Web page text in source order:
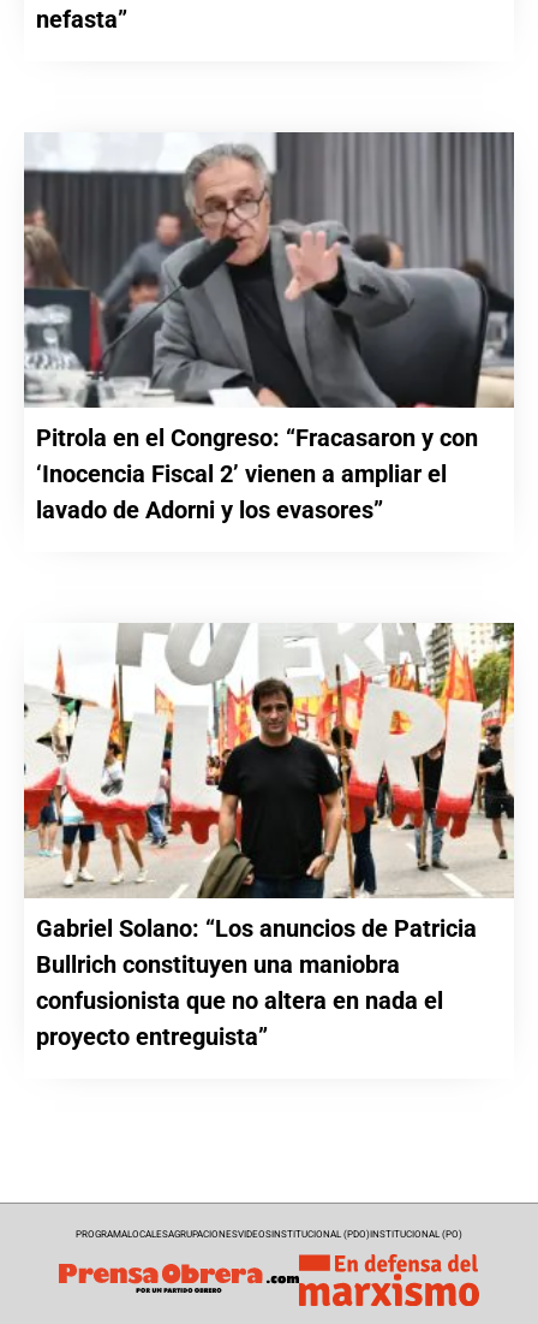
nefasta”
Pitrola en el Congreso: “Fracasaron y con
‘Inocencia Fiscal 2’ vienen a ampliar el
lavado de Adorni y los evasores”
Gabriel Solano: “Los anuncios de Patricia
Bullrich constituyen una maniobra
confusionista que no altera en nada el
proyecto entreguista”
PROGRAMALOCALESAGRUPACIONESVIDEOSINSTITUCIONAL (PDO)INSTITUCIONAL (PO)